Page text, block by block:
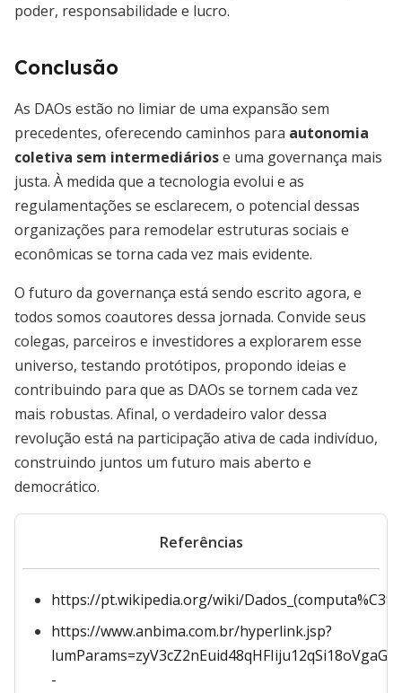
poder, responsabilidade e lucro.
Conclusão
As DAOs estão no limiar de uma expansão sem
precedentes, oferecendo caminhos para autonomia
coletiva sem intermediáriose uma governança mais
justa. À medida que a tecnologia evolui e as
regulamentações se esclarecem, o potencial dessas
organizações para remodelar estruturas sociais e
econômicas se torna cada vez mais evidente.
O futuro da governança está sendo escrito agora, e
todos somos coautores dessa jornada. Convide seus
colegas, parceiros e investidores a explorarem esse
universo, testando protótipos, propondo ideias e
contribuindo para que as DAOs se tornem cada vez
mais robustas. Afinal, o verdadeiro valor dessa
revolução está na participação ativa de cada indivíduo,
construindo juntos um futuro mais aberto e
democrático.
Referências
https://pt.wikipedia.org/wiki/
https://www.anbima.com.br/hyperlink.jsp?
-